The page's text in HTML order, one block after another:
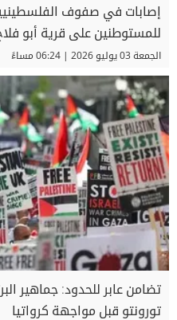
إصابات في صفوف
للمستوطنين على قرية أبو
الجمعة 03 يوليو 2026 | 06:24 مساءً
تضامن عابر للحدود: جماهير
تورونتو قبل مواجهة كرواتيا